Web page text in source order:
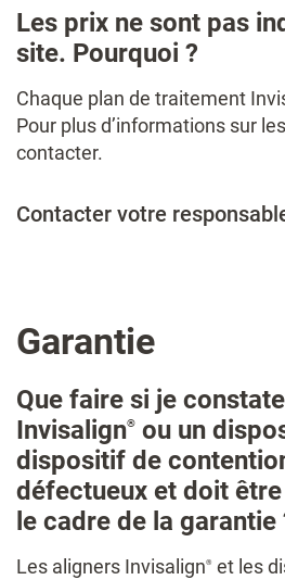
Les prix ne sont pas
site. Pourquoi ?​
Chaque plan de traitement
Pour plus d’informations sur
contacter.
Contacter votre
Garantie
Que faire si je
Invisalign® ou un
dispositif de
défectueux et doit
le cadre de la garantie
Les aligners Invisalign® et les